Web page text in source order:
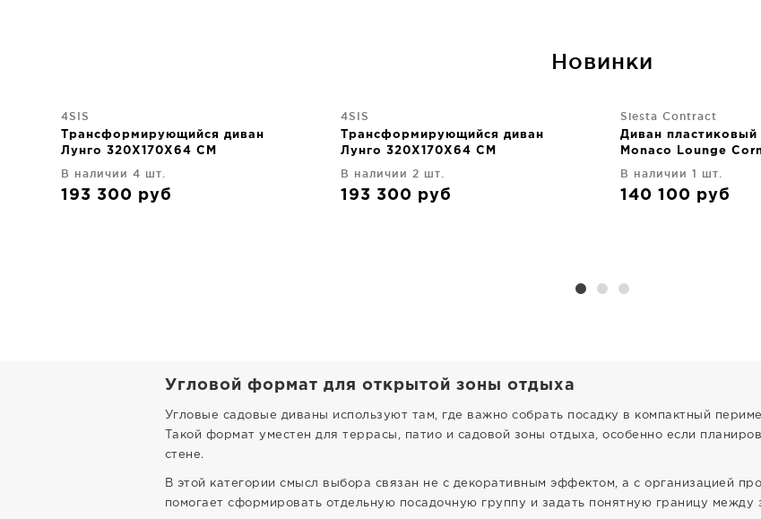
Новинки
4SIS
Трансформирующийся диван
Лунго 320X170X64 CM
В наличии 4 шт.
193 300 руб
4SIS
Трансформирующийся диван
Лунго 320X170X64 CM
В наличии 2 шт.
193 300 руб
Siesta Contract
Диван пластиковый
Monaco Lounge
В наличии 1 шт.
140 100 руб
Угловой формат для открытой зоны отдыха
Угловые садовые диваны используют там, где важно собрать посадку в компактный
Такой формат уместен для террасы, патио и садовой зоны отдыха, особенно если
стене.
В этой категории смысл выбора связан не с декоративным эффектом, а с организацией
помогает сформировать отдельную посадочную группу и задать понятную границу между